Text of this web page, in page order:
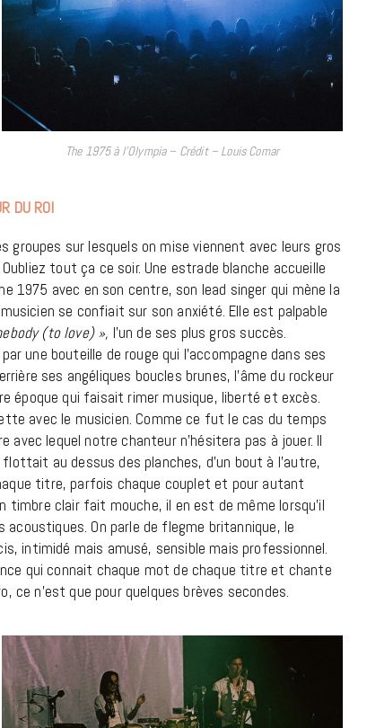
The 1975 à l’Olympia – Crédit – Louis Comar
DU ROI
groupes sur lesquels on mise viennent avec leurs gros
tout ça ce soir. Une estrade blanche accueille
1975 avec en son centre, son lead singer qui mène la
se confiait sur son anxiété. Elle est palpable
(to love) », l’un de ses plus gros succès.
une bouteille de rouge qui l’accompagne dans ses
ses angéliques boucles brunes, l’âme du rockeur
époque qui faisait rimer musique, liberté et excès.
avec le musicien. Comme ce fut le cas du temps
avec lequel notre chanteur n’hésitera pas à jouer. Il
au dessus des planches, d’un bout à l’autre,
titre, parfois chaque couplet et pour autant
clair fait mouche, il en est de même lorsqu’il
On parle de flegme britannique, le
intimidé mais amusé, sensible mais professionnel.
qui connait chaque mot de chaque titre et chante
ce n’est que pour quelques brèves secondes.
Gainsbarre à ne pas manquer sur
France 3
18 FÉVRIER 2021